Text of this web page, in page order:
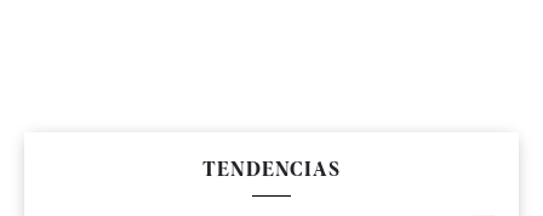
TENDENCIAS